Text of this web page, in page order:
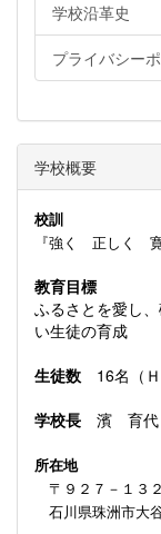
学校沿革史
プライバシー
学校概要
校訓
『強く 正しく 寛
教育目標
ふるさとを愛し
い生徒の育成
生徒数 16名（Ｈ
学校長 濱 育代
所在地
〒９２７－１３
石川県珠洲市大